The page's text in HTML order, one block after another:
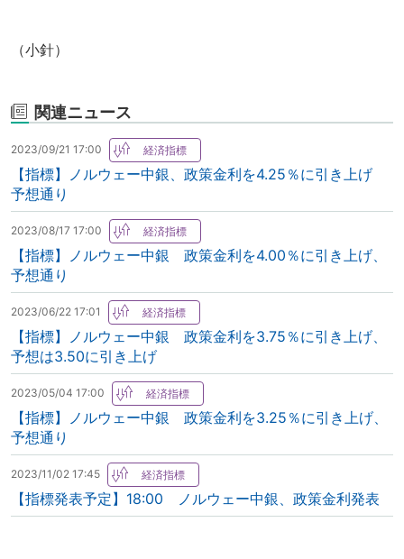
（小針）
関連ニュース
2023/09/21 17:00
【指標】ノルウェー中銀、政策金利を4.25％に引き上げ
予想通り
2023/08/17 17:00
【指標】ノルウェー中銀 政策金利を4.00％に引き上げ、
予想通り
2023/06/22 17:01
【指標】ノルウェー中銀 政策金利を3.75％に引き上げ、
予想は3.50に引き上げ
2023/05/04 17:00
【指標】ノルウェー中銀 政策金利を3.25％に引き上げ、
予想通り
2023/11/02 17:45
【指標発表予定】18:00 ノルウェー中銀、政策金利発表